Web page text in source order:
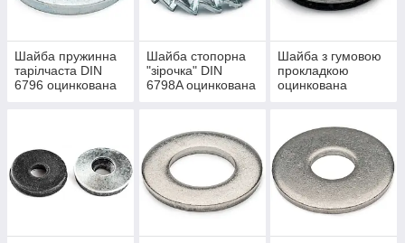
плоскі під заклепку;
кузовні плоскі зі збільшеними полями;
плоскі зменшені;
стопорні "зірочки";
з гумовою прокладкою;
вузькі з нержавіючої сталі А2;
Шайба пружинна
тарілчаста DIN
6796 оцинкована
Шайба стопорна
"зірочка" DIN
6798A оцинкована
Шайба з гумовою
прокладкою
оцинкована